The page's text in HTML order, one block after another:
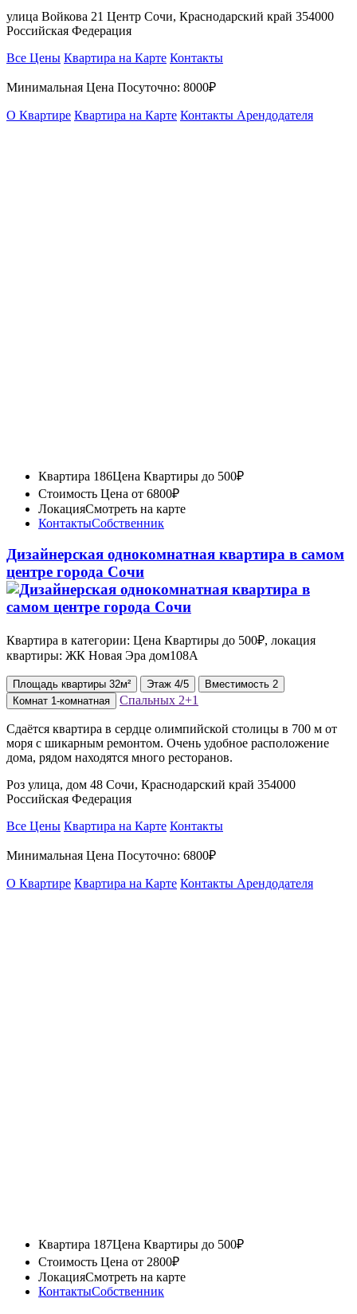
улица Войкова 21 Центр Сочи, Краснодарский край 354000
Российская Федерация
Все Цены Квартира на Карте Контакты
Минимальная Цена Посуточно: 8000₽
О Квартире Квартира на Карте Контакты Арендодателя
Квартира 186Цена Квартиры до 500₽
Стоимость Цена от 6800₽
ЛокацияСмотреть на карте
КонтактыСобственник
Дизайнерская однокомнатная квартира в самом
центре города Сочи
Квартира в категории: Цена Квартиры до 500₽, локация
квартиры: ЖК Новая Эра дом108А
Площадь квартиры 32м² Этаж 4/5 Вместимость 2
Комнат 1-комнатная Спальных 2+1
Сдаётся квартира в сердце олимпийской столицы в 700 м от
моря с шикарным ремонтом. Очень удобное расположение
дома, рядом находятся много ресторанов.
Роз улица, дом 48 Сочи, Краснодарский край 354000
Российская Федерация
Все Цены Квартира на Карте Контакты
Минимальная Цена Посуточно: 6800₽
О Квартире Квартира на Карте Контакты Арендодателя
Квартира 187Цена Квартиры до 500₽
Стоимость Цена от 2800₽
ЛокацияСмотреть на карте
КонтактыСобственник